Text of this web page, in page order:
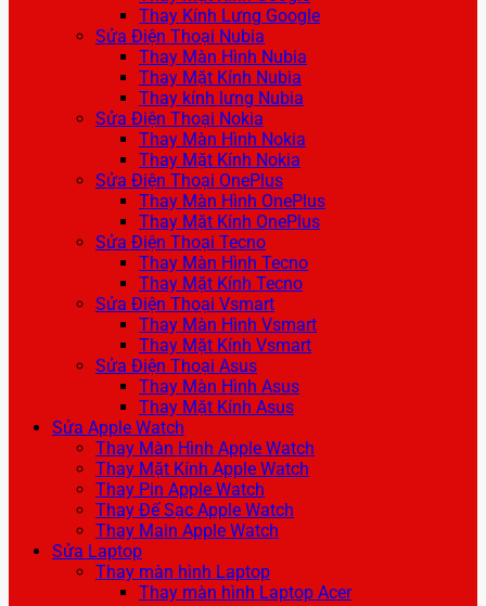
Thay Kính Lưng Google
Sửa Điện Thoại Nubia
Thay Màn Hình Nubia
Thay Mặt Kính Nubia
Thay kính lưng Nubia
Sửa Điện Thoại Nokia
Thay Màn Hình Nokia
Thay Mặt Kính Nokia
Sửa Điện Thoại OnePlus
Thay Màn Hình OnePlus
Thay Mặt Kính OnePlus
Sửa Điện Thoại Tecno
Thay Màn Hình Tecno
Thay Mặt Kính Tecno
Sửa Điện Thoại Vsmart
Thay Màn Hình Vsmart
Thay Mặt Kính Vsmart
Sửa Điện Thoại Asus
Thay Màn Hình Asus
Thay Mặt Kính Asus
Sửa Apple Watch
Thay Màn Hình Apple Watch
Thay Mặt Kính Apple Watch
Thay Pin Apple Watch
Thay Đế Sạc Apple Watch
Thay Main Apple Watch
Sửa Laptop
Thay màn hình Laptop
Thay màn hình Laptop Acer